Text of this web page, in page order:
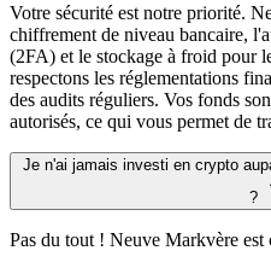
Votre sécurité est notre priorité.
chiffrement de niveau bancaire,
(2FA) et le stockage à froid pour
respectons les réglementations
des audits réguliers. Vos fonds
autorisés, ce qui vous permet de
Je n'ai jamais investi en crypto
?
Pas du tout ! Neuve Markvère est